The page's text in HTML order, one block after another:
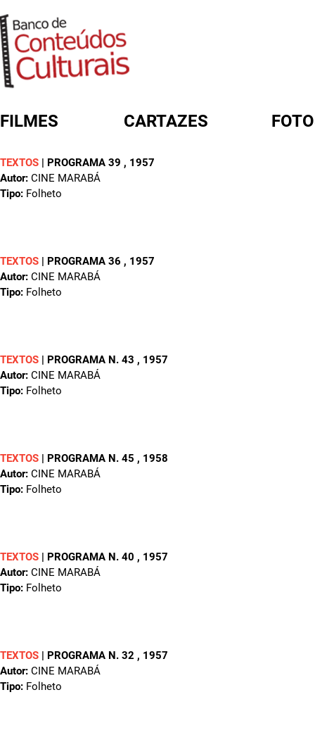
FILMES CARTAZES
TEXTOS | PROGRAMA 39 , 1957
Autor: CINE MARABÁ
Tipo: Folheto
TEXTOS | PROGRAMA 36 , 1957
Autor: CINE MARABÁ
Tipo: Folheto
TEXTOS | PROGRAMA N. 43 , 1957
Autor: CINE MARABÁ
Tipo: Folheto
TEXTOS | PROGRAMA N. 45 , 1958
Autor: CINE MARABÁ
Tipo: Folheto
TEXTOS | PROGRAMA N. 40 , 1957
Autor: CINE MARABÁ
Tipo: Folheto
TEXTOS | PROGRAMA N. 32 , 1957
Autor: CINE MARABÁ
Tipo: Folheto
FORMULÁRIO DE BUSCA